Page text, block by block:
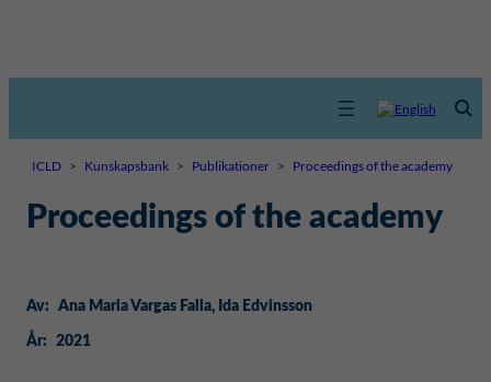
ICLD > Kunskapsbank > Publikationer > Proceedings of the academy
Proceedings of the academy
Av: Ana Maria Vargas Falla, Ida Edvinsson
År: 2021